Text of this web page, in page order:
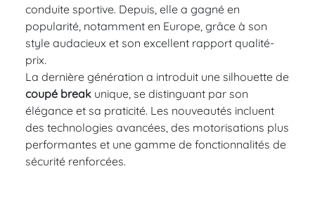
conduite sportive. Depuis, elle a gagné en
popularité, notamment en Europe, grâce à son
style audacieux et son excellent rapport qualité-
prix.
La dernière génération a introduit une silhouette de
coupé break unique, se distinguant par son
élégance et sa praticité. Les nouveautés incluent
des technologies avancées, des motorisations plus
performantes et une gamme de fonctionnalités de
sécurité renforcées.